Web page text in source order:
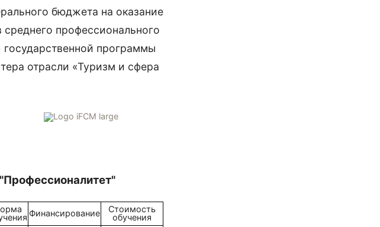
бюджета на оказание
профессионального
программы
отрасли «Туризм и сфера
Финансирование
Стоимость
обучения